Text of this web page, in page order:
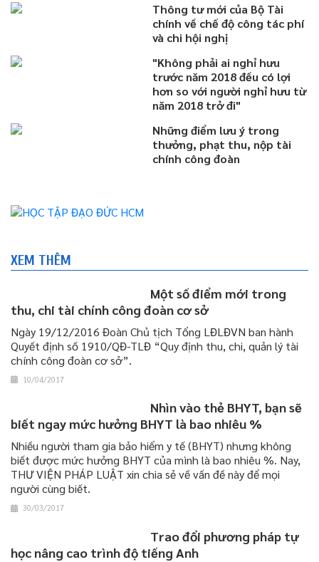
Thông tư mới của Bộ Tài
chính về chế độ công tác phí
và chi hội nghị
"Không phải ai nghỉ hưu
trước năm 2018 đều có lợi
hơn so với người nghỉ hưu từ
năm 2018 trở đi"
Những điểm lưu ý trong
thưởng, phạt thu, nộp tài
chính công đoàn
XEM THÊM
Một số điểm mới trong
thu, chi tài chính công đoàn cơ sở
Ngày 19/12/2016 Đoàn Chủ tịch Tổng LĐLĐVN ban hành
Quyết định số 1910/QĐ-TLĐ “Quy định thu, chi, quản lý tài
chính công đoàn cơ sở”.
10/04/2017
Nhìn vào thẻ BHYT, bạn sẽ
biết ngay mức hưởng BHYT là bao nhiêu %
Nhiều người tham gia bảo hiểm y tế (BHYT) nhưng không
biết được mức hưởng BHYT của mình là bao nhiêu %. Nay,
THƯ VIỆN PHÁP LUẬT xin chia sẻ về vấn đề này để mọi
người cùng biết.
30/03/2017
Trao đổi phương pháp tự
học nâng cao trình độ tiếng Anh